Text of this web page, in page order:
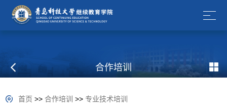
合作培训
首页 >>合作培训 >>专业技术培训